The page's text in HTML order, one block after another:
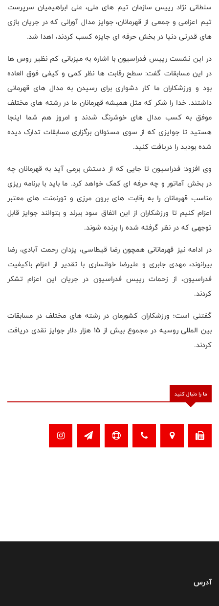
سلطانی نژاد رییس سازمان تیم های ملی، علی ابراهیمیان سرپرست
تیم اعزامی و جمعی از قهرمانان، جوایز مدال آورانی که در جریان بازی
های قدرتی دنیا در بخش حرفه ای جایزه کسب کردند، اهدا شد.
در این نشست رییس فدراسیون با اشاره به میزبانی کم نظیر روس ها
در این مسابقات گفت: سطح رقابت ها نظر کمی و کیفی فوق العاده
بود و ورزشکاران ما کار دشواری برای رسیدن به مدال های قهرمانی
داشتند. خدا را شکر که مثل همیشه قهرمانان ما در رشته های مختلف
موفق به کسب مدال های خوشرنگ شدند و امروز هم شما اینجا
هستید تا جوایزی که از سوی مسئولان برگزاری مسابقات تدارک دیده
شده بودید را دریافت کنید.
وی افزود: فدراسیون تا جایی که از دستش برمی آید به قهرمانان چه
در بخش آماتور و چه حرفه ای کمک خواهد کرد. ما باید با برنامه ریزی
مناسب قهرمانان را به رقابت های برون مرزی و تورنمنت های معتبر
اعزام کنیم تا ورزشکاران از این اتفاق سود ببرند و بتوانند جوایز قابل
توجهی که در نظر گرفته شده را برنده شوند.
در ادامه نیز قهرمانانی همچون رضا قیطاسی، یزدان رحمت آبادی، رضا
بیرانوند، مهدی جابری و علیرضا خوانساری با تقدیر از اعزام باکیفیت
فدراسیون، از زحمات رییس فدراسیون در جریان این اعزام تشکر
کردند.
گفتنی است؛ ورزشکاران کشورمان در رشته های مختلف در مسابقات
بین المللی روسیه در مجموع بیش از 15 هزار دلار جوایز نقدی دریافت
کردند.
ما را دنبال کنید
آدرس